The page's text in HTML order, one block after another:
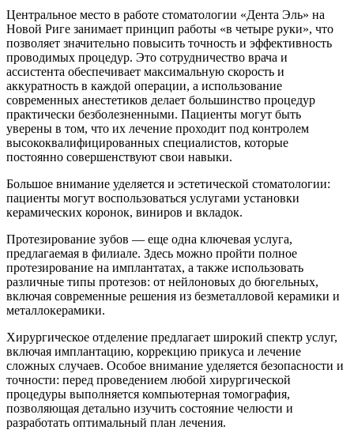
Центральное место в работе стоматологии «Дента Эль» на
Новой Риге занимает принцип работы «в четыре руки», что
позволяет значительно повысить точность и эффективность
проводимых процедур. Это сотрудничество врача и
ассистента обеспечивает максимальную скорость и
аккуратность в каждой операции, а использование
современных анестетиков делает большинство процедур
практически безболезненными. Пациенты могут быть
уверены в том, что их лечение проходит под контролем
высококвалифицированных специалистов, которые
постоянно совершенствуют свои навыки.
Большое внимание уделяется и эстетической стоматологии:
пациенты могут воспользоваться услугами установки
керамических коронок, виниров и вкладок.
Протезирование зубов — еще одна ключевая услуга,
предлагаемая в филиале. Здесь можно пройти полное
протезирование на имплантатах, а также использовать
различные типы протезов: от нейлоновых до бюгельных,
включая современные решения из безметалловой керамики и
металлокерамики.
Хирургическое отделение предлагает широкий спектр услуг,
включая имплантацию, коррекцию прикуса и лечение
сложных случаев. Особое внимание уделяется безопасности и
точности: перед проведением любой хирургической
процедуры выполняется компьютерная томография,
позволяющая детально изучить состояние челюсти и
разработать оптимальный план лечения.